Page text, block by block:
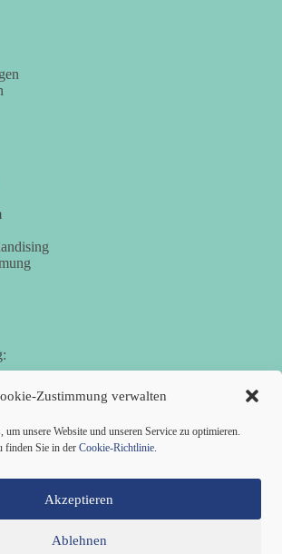
Zustimmung verwalten
unsere Website und unseren Service zu optimieren.
finden Sie in der Cookie-Richtlinie.
Akzeptieren
Ablehnen
Deutschland in Bayern e.V.
0006 3365 31